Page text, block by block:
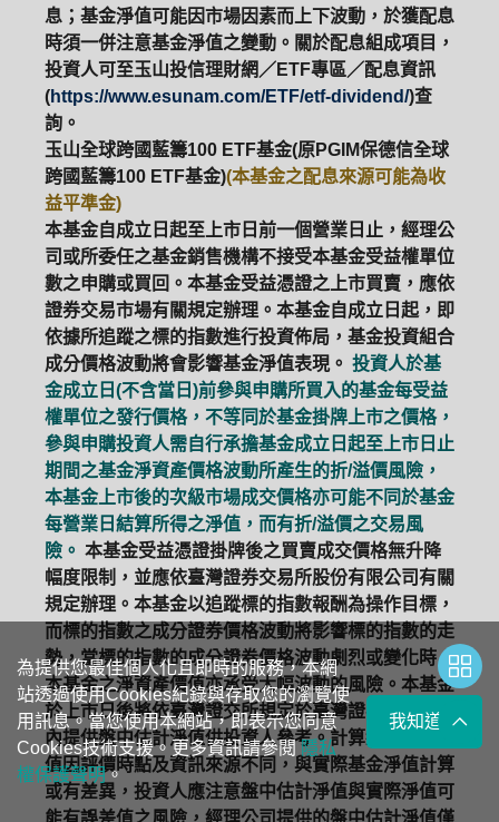
息；基金淨值可能因市場因素而上下波動，於獲配息
時須一併注意基金淨值之變動。關於配息組成項目，
投資人可至玉山投信理財網／ETF專區／配息資訊
(https://www.esunam.com/ETF/etf-dividend/)查
詢。
玉山全球跨國藍籌100 ETF基金(原PGIM保德信全球
跨國藍籌100 ETF基金)(本基金之配息來源可能為收
益平準金)
本基金自成立日起至上市日前一個營業日止，經理公
司或所委任之基金銷售機構不接受本基金受益權單位
數之申購或買回。本基金受益憑證之上市買賣，應依
證券交易市場有關規定辦理。本基金自成立日起，即
依據所追蹤之標的指數進行投資佈局，基金投資組合
成分價格波動將會影響基金淨值表現。 投資人於基
金成立日(不含當日)前參與申購所買入的基金每受益
權單位之發行價格，不等同於基金掛牌上市之價格，
參與申購投資人需自行承擔基金成立日起至上市日止
期間之基金淨資產價格波動所產生的折/溢價風險，
本基金上市後的次級市場成交價格亦可能不同於基金
每營業日結算所得之淨值，而有折/溢價之交易風
險。 本基金受益憑證掛牌後之買賣成交價格無升降
幅度限制，並應依臺灣證券交易所股份有限公司有關
規定辦理。本基金以追蹤標的指數報酬為操作目標，
而標的指數之成分證券價格波動將影響標的指數的走
勢，當標的指數的成分證券價格波動劇烈或變化時，
本基金之淨資產價值亦承受大幅波動的風險。本基金
於上市日後將依臺灣證交所規定於臺灣證券交易時間
內提供盤中估計淨值供投資人參考。計算盤中估計淨
值因評價時點及資訊來源不同，與實際基金淨值計算
或有差異，投資人應注意盤中估計淨值與實際淨值可
能有誤差值之風險，經理公司提供的盤中估計淨值僅
為提供您最佳個人化且即時的服務，本網
站透過使用Cookies紀錄與存取您的瀏覽使
用訊息。當您使用本網站，即表示您同意
Cookies技術支援。更多資訊請參閱隱私
權保護聲明。
我知道了